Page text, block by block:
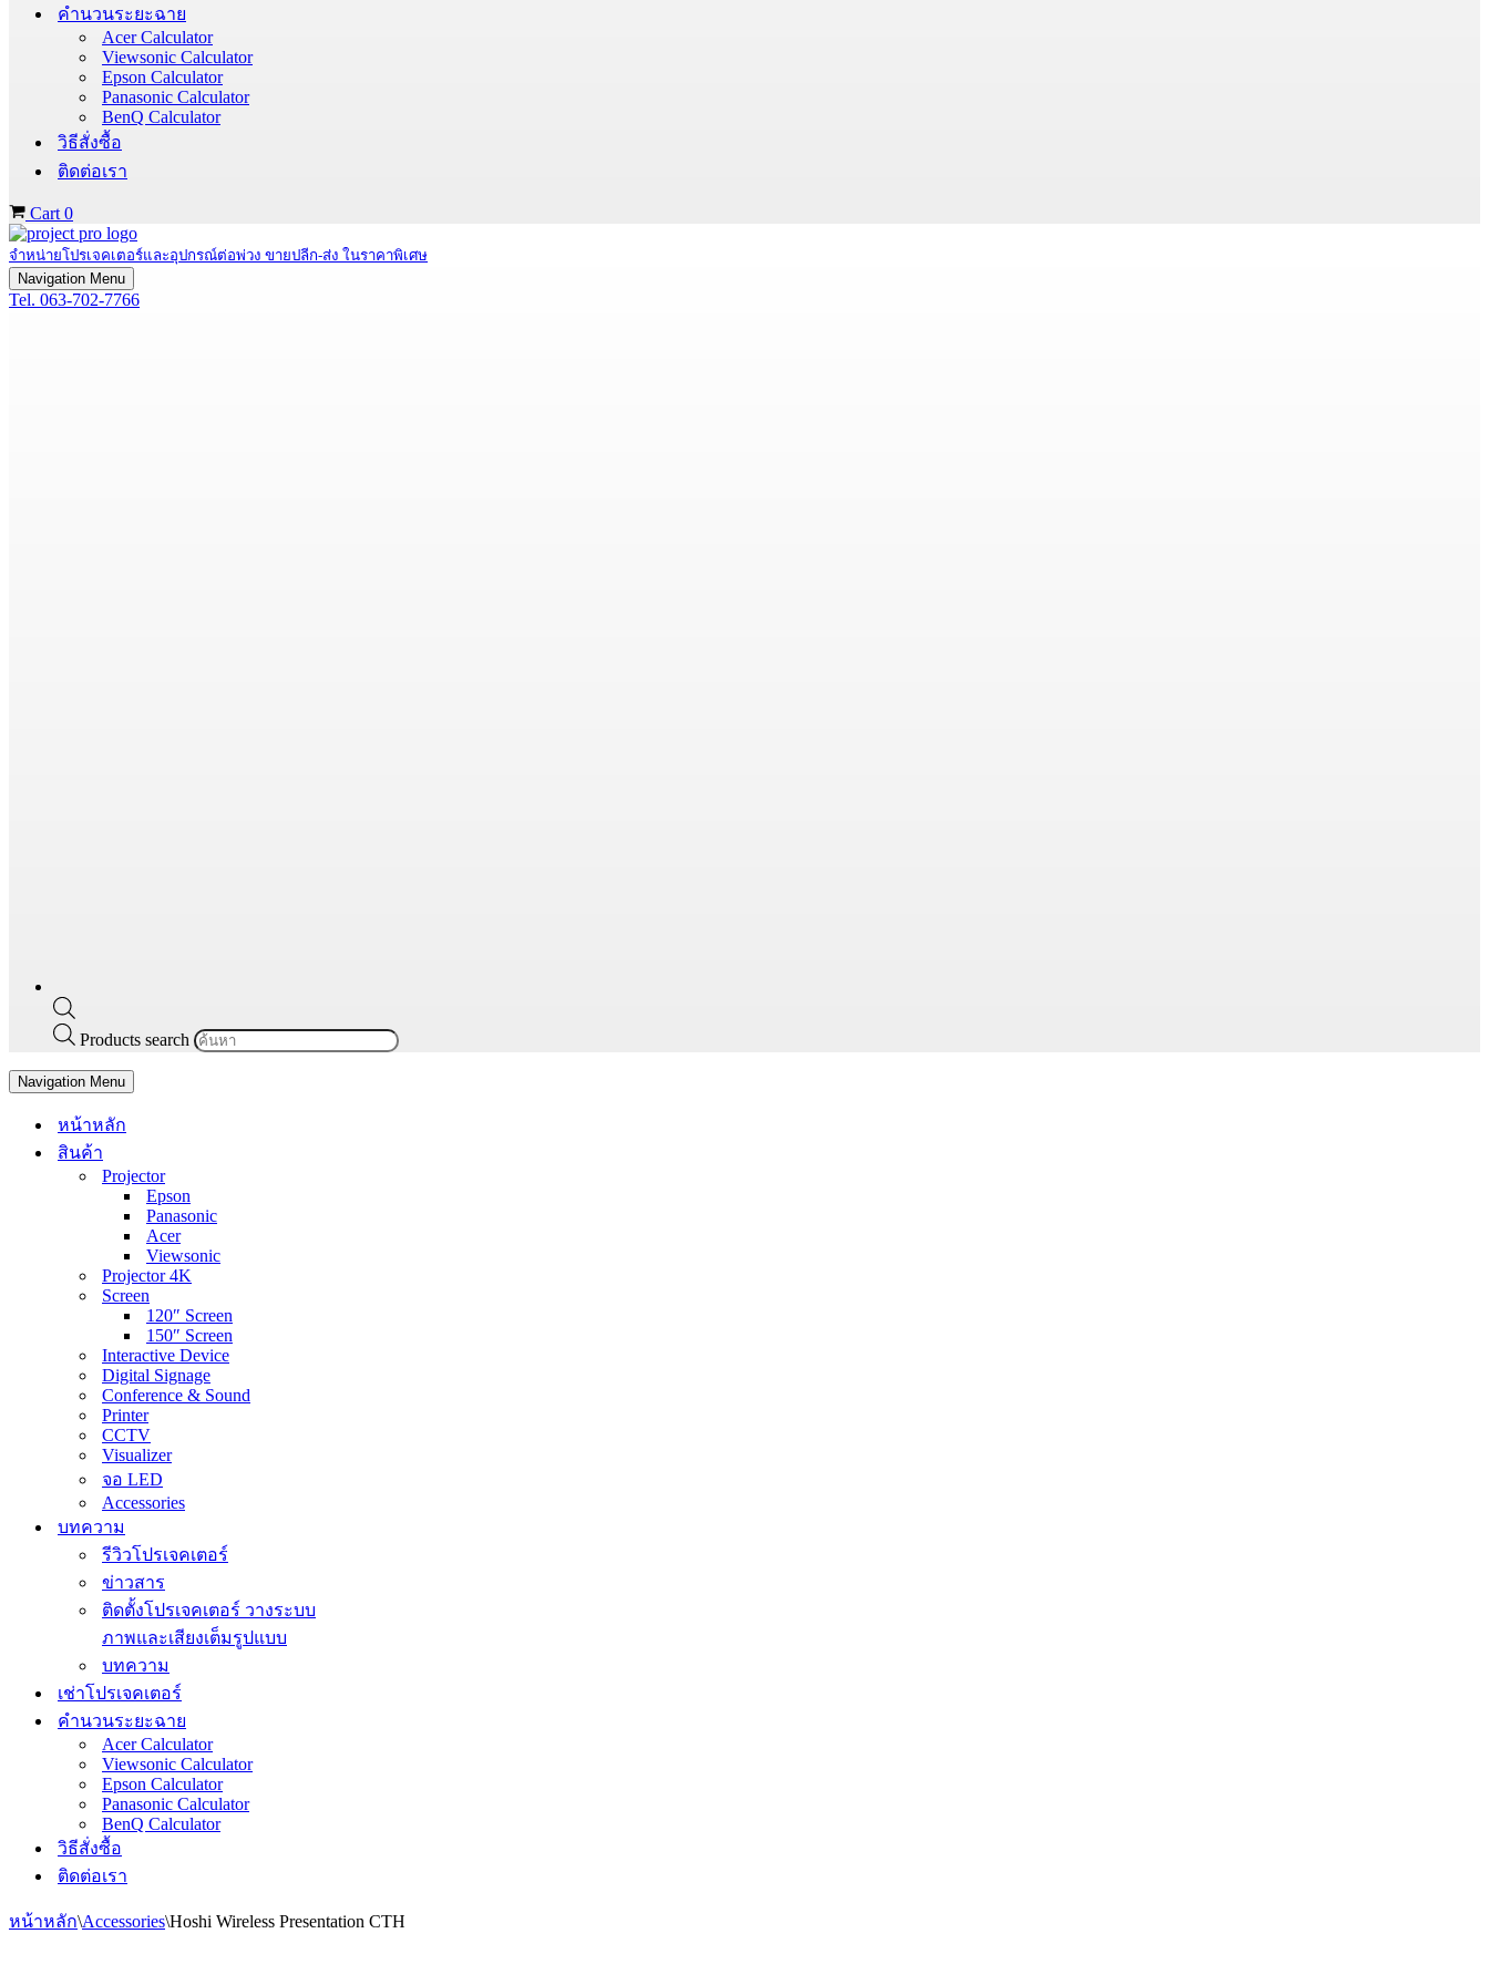
คำนวนระยะฉาย
Acer Calculator
Viewsonic Calculator
Epson Calculator
Panasonic Calculator
BenQ Calculator
วิธีสั่งซื้อ
ติดต่อเรา
Cart 0
จำหน่ายโปรเจคเตอร์และอุปกรณ์ต่อพ่วง ขายปลีก-ส่ง ในราคาพิเศษ
Navigation Menu
Tel. 063-702-7766
Products search
Navigation Menu
หน้าหลัก
สินค้า
Projector
Epson
Panasonic
Acer
Viewsonic
Projector 4K
Screen
120″ Screen
150″ Screen
Interactive Device
Digital Signage
Conference & Sound
Printer
CCTV
Visualizer
จอ LED
Accessories
บทความ
รีวิวโปรเจคเตอร์
ข่าวสาร
ติดตั้งโปรเจคเตอร์ วางระบบ
ภาพและเสียงเต็มรูปแบบ
บทความ
เช่าโปรเจคเตอร์
คำนวนระยะฉาย
Acer Calculator
Viewsonic Calculator
Epson Calculator
Panasonic Calculator
BenQ Calculator
วิธีสั่งซื้อ
ติดต่อเรา
หน้าหลัก\Accessories\Hoshi Wireless Presentation CTH